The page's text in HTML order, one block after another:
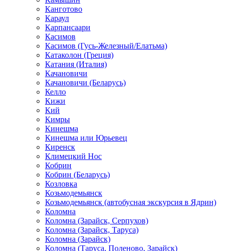
Канготово
Караул
Карпансаари
Касимов
Касимов (Гусь-Железный/Елатьма)
Катаколон (Греция)
Катания (Италия)
Качановичи
Качановичи (Беларусь)
Келло
Кижи
Кий
Кимры
Кинешма
Кинешма или Юрьевец
Киренск
Климецкий Нос
Кобрин
Кобрин (Беларусь)
Козловка
Козьмодемьянск
Козьмодемьянск (автобусная экскурсия в Ядрин)
Коломна
Коломна (Зарайск, Серпухов)
Коломна (Зарайск, Таруса)
Коломна (Зарайск)
Коломна (Таруса, Поленово, Зарайск)